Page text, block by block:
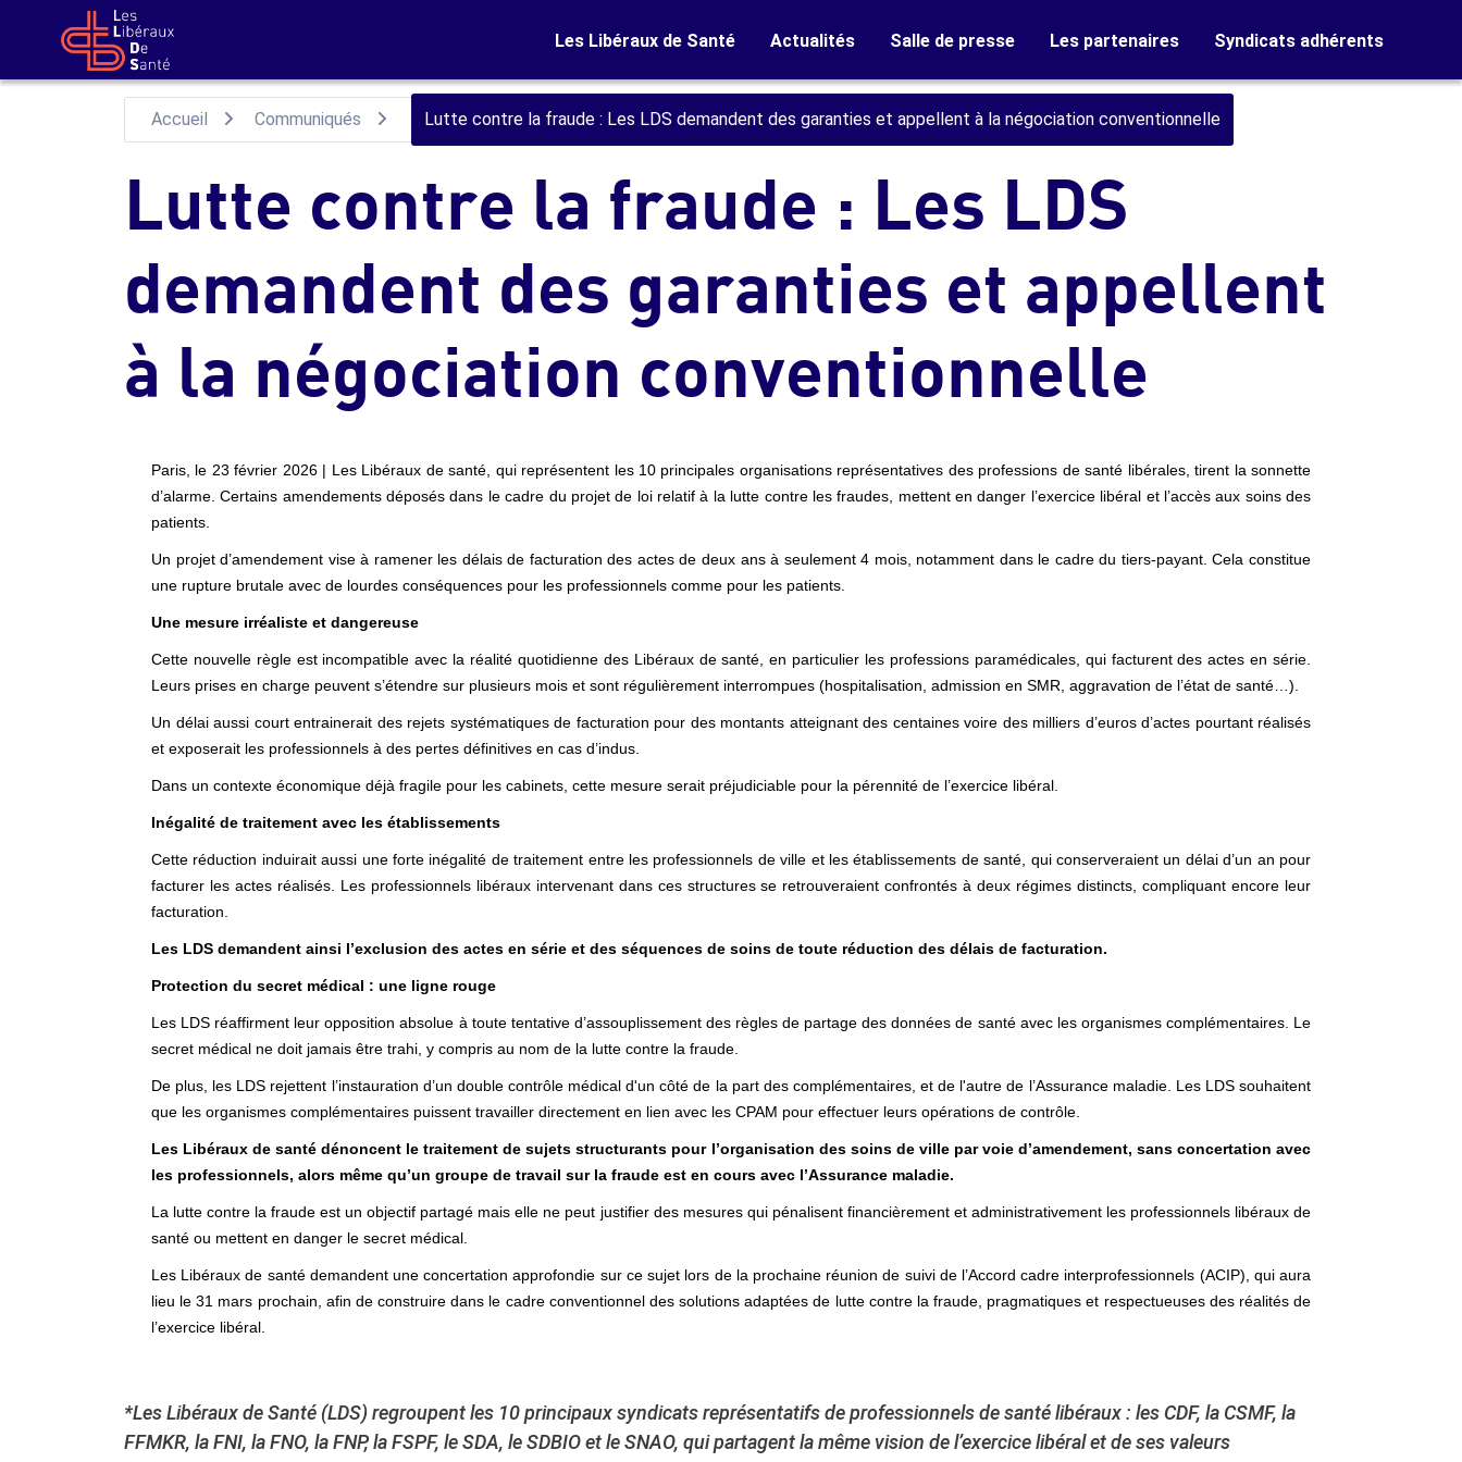
Aller au contenu principal
Les Libéraux de Santé
Actualités Salle de presse Les partenaires Syndicats adhérents
Accueil Communiqués Lutte contre la fraude : Les LDS demandent des garanties et appellent à la négociation conventionnelle
Lutte contre la fraude : Les LDS
demandent des garanties et appellent
à la négociation conventionnelle
Paris, le 23 février 2026 | Les Libéraux de santé, qui représentent les 10 principales organisations représentatives des professions de santé libérales, tirent la sonnette
d’alarme. Certains amendements déposés dans le cadre du projet de loi relatif à la lutte contre les fraudes, mettent en danger l’exercice libéral et l’accès aux soins des
patients.
Un projet d’amendement vise à ramener les délais de facturation des actes de deux ans à seulement 4 mois, notamment dans le cadre du tiers-payant. Cela constitue
une rupture brutale avec de lourdes conséquences pour les professionnels comme pour les patients.
Une mesure irréaliste et dangereuse
Cette nouvelle règle est incompatible avec la réalité quotidienne des Libéraux de santé, en particulier les professions paramédicales, qui facturent des actes en série.
Leurs prises en charge peuvent s’étendre sur plusieurs mois et sont régulièrement interrompues (hospitalisation, admission en SMR, aggravation de l’état de santé…).
Un délai aussi court entrainerait des rejets systématiques de facturation pour des montants atteignant des centaines voire des milliers d’euros d’actes pourtant réalisés
et exposerait les professionnels à des pertes définitives en cas d’indus.
Dans un contexte économique déjà fragile pour les cabinets, cette mesure serait préjudiciable pour la pérennité de l’exercice libéral.
Inégalité de traitement avec les établissements
Cette réduction induirait aussi une forte inégalité de traitement entre les professionnels de ville et les établissements de santé, qui conserveraient un délai d’un an pour
facturer les actes réalisés. Les professionnels libéraux intervenant dans ces structures se retrouveraient confrontés à deux régimes distincts, compliquant encore leur
facturation.
Les LDS demandent ainsi l’exclusion des actes en série et des séquences de soins de toute réduction des délais de facturation.
Protection du secret médical : une ligne rouge
Les LDS réaffirment leur opposition absolue à toute tentative d’assouplissement des règles de partage des données de santé avec les organismes complémentaires. Le
secret médical ne doit jamais être trahi, y compris au nom de la lutte contre la fraude.
De plus, les LDS rejettent l’instauration d’un double contrôle médical d'un côté de la part des complémentaires, et de l'autre de l’Assurance maladie. Les LDS souhaitent
que les organismes complémentaires puissent travailler directement en lien avec les CPAM pour effectuer leurs opérations de contrôle.
Les Libéraux de santé dénoncent le traitement de sujets structurants pour l’organisation des soins de ville par voie d’amendement, sans concertation avec
les professionnels, alors même qu’un groupe de travail sur la fraude est en cours avec l’Assurance maladie.
La lutte contre la fraude est un objectif partagé mais elle ne peut justifier des mesures qui pénalisent financièrement et administrativement les professionnels libéraux de
santé ou mettent en danger le secret médical.
Les Libéraux de santé demandent une concertation approfondie sur ce sujet lors de la prochaine réunion de suivi de l’Accord cadre interprofessionnels (ACIP), qui aura
lieu le 31 mars prochain, afin de construire dans le cadre conventionnel des solutions adaptées de lutte contre la fraude, pragmatiques et respectueuses des réalités de
l’exercice libéral.
*Les Libéraux de Santé (LDS) regroupent les 10 principaux syndicats représentatifs de professionnels de santé libéraux : les CDF, la CSMF, la
FFMKR, la FNI, la FNO, la FNP, la FSPF, le SDA, le SDBIO et le SNAO, qui partagent la même vision de l’exercice libéral et de ses valeurs